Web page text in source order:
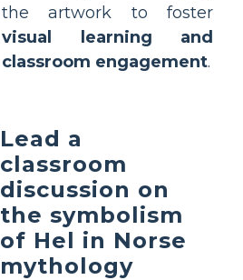
the artwork to foster
visual learning and
classroom engagement.
Lead a
classroom
discussion on
the symbolism
of Hel in Norse
mythology